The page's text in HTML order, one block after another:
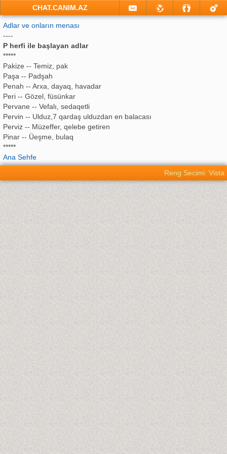
CHAT.CANIM.AZ
Adlar ve onların menası
----
P herfi ile başlayan adlar
*****
Pakize -- Temiz, pak
Paşa -- Padşah
Penah -- Arxa, dayaq, havadar
Peri -- Gözel, füsünkar
Pervane -- Vefalı, sedaqetli
Pervin -- Ulduz,7 qardaş ulduzdan en balacası
Perviz -- Müzeffer, qelebe getiren
Pinar -- Üeşme, bulaq
*****
Ana Sehfe
Reng Secimi: Vista